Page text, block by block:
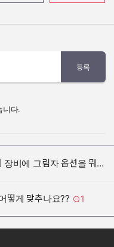
등록
니다.
복귀 뉴비 임모탈 테네 장비에 그림자 옵션을 뭐로 껴야 되나요?
떻게 맞추나요?? 1